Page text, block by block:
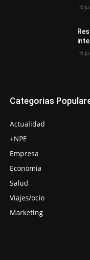
16
16
Categorias
Actualidad
+NPE
Empresa
Economía
Salud
Viajes/ocio
Marketing